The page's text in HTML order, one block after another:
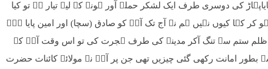
کی دوسری طرف ایک لشکر حملہ آور ہونے کے لیے تیار ہے تو کیا
ہو کر کہا کیوں نہیں ہم نے آج تک آپؐ کو صادق (سچا) اور امین پایا ہے۔
ظلم ستم سے تنگ آکر مدینہ کی طرف ہجرت کی تو اس وقت آپؐ کے
امانت رکھی گئی چیزیں تھی جن پر آپؐ نے مولائے کائنات حضرت